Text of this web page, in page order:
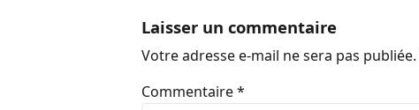
Laisser un commentaire
Votre adresse e-mail ne sera pas publiée.
Commentaire*